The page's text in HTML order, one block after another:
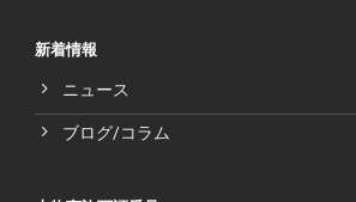
新着情報
ニュース
ブログ/コラム